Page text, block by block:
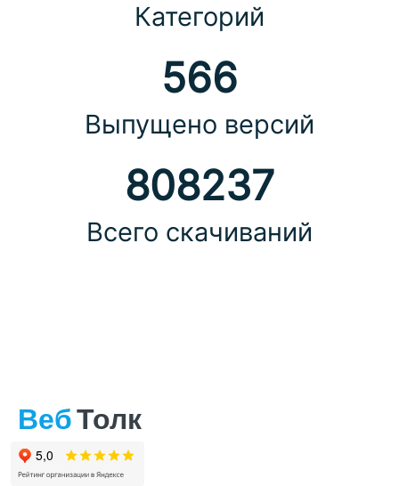
Категорий
566
Выпущено версий
808237
Всего скачиваний